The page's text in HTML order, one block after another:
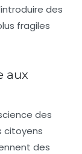
des
fragiles
aux
des
citoyens
des